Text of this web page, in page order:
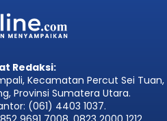
Redaksi:
Kecamatan Percut Sei Tuan,
Provinsi Sumatera Utara.
(061) 4403 1037.